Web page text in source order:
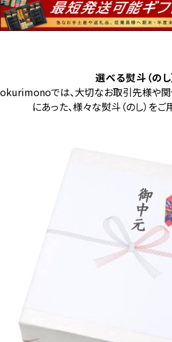
選べる熨斗（のし
okurimonoでは、大切なお取引先様や
にあった、様々な熨斗（のし）をご